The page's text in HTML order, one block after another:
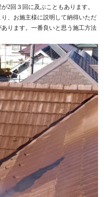
2回３回に及ぶこともあります。
、お施主様に説明して納得いただ
ります。一番良いと思う施工方法